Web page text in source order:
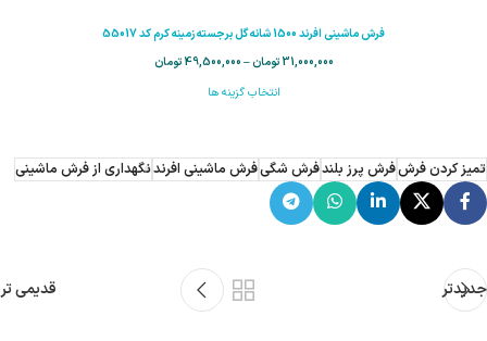
فرش ماشینی افرند 1500 شانه گل برجسته زمینه کرم کد 55017
31,000,000 تومان –
49,500,000 تومان
انتخاب گزینه ها
تمیز کردن فرشفرش پرز بلندفرش شگیفرش ماشینی افرندنگهداری از فرش ماشینی
جدیدتر قدیمی تر